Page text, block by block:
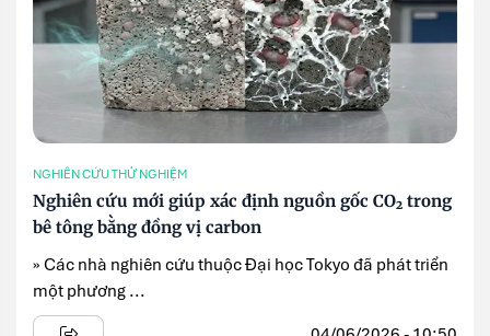
NGHIÊN CỨU THỬ NGHIỆM
Nghiên cứu mới giúp xác định nguồn gốc CO₂ trong
bê tông bằng đồng vị carbon
» Các nhà nghiên cứu thuộc Đại học Tokyo đã phát triển
một phương ...